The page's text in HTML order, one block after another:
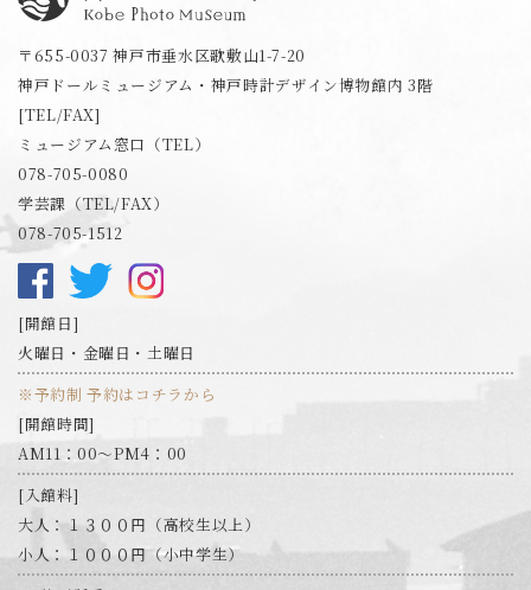
〒655-0037 神戸市垂水区歌敷山1-7-20
神戸ドールミュージアム・神戸時計デザイン博物館内 3階
[TEL/FAX]
ミュージアム窓口（TEL）
078-705-0080
学芸課（TEL/FAX）
078-705-1512
開館日
火曜日・金曜日・土曜日
※予約制 予約はコチラから
開館時間
AM11：00～PM4：00
入館料
大人：１３００円（高校生以上）
小人：１０００円（小中学生）